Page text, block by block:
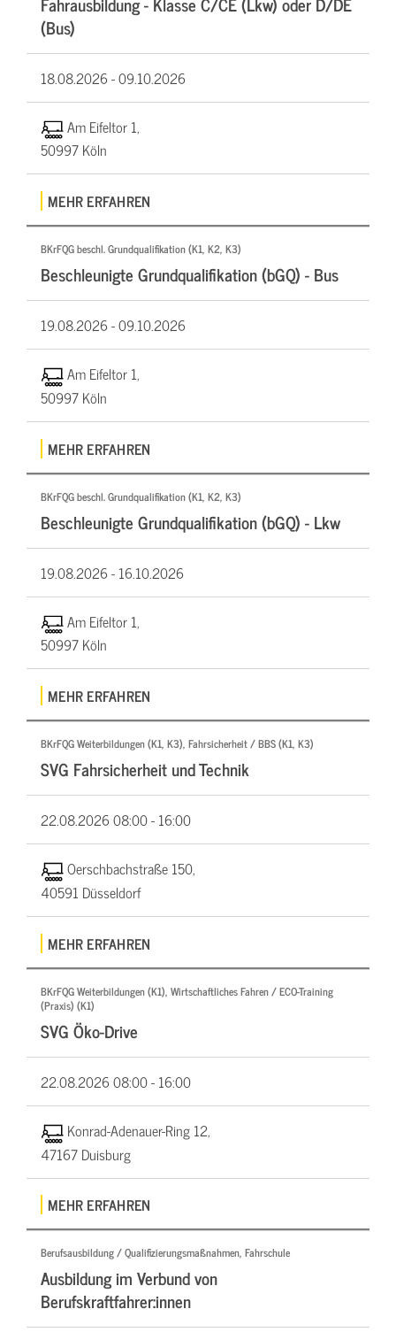
(Bus)
18.08.2026 -09.10.2026
Am Eifeltor 1,
50997 Köln
MEHR ERFAHREN
BKrFQG beschl. Grundqualifikation (K1, K2, K3)
Beschleunigte Grundqualifikation (bGQ) - Bus
19.08.2026 -09.10.2026
Am Eifeltor 1,
50997 Köln
MEHR ERFAHREN
BKrFQG beschl. Grundqualifikation (K1, K2, K3)
Beschleunigte Grundqualifikation (bGQ) - Lkw
19.08.2026 -16.10.2026
Am Eifeltor 1,
50997 Köln
MEHR ERFAHREN
BKrFQG Weiterbildungen (K1, K3), Fahrsicherheit / BBS (K1, K3)
SVG Fahrsicherheit und Technik
22.08.202608:00 - 16:00
Oerschbachstraße 150,
40591 Düsseldorf
MEHR ERFAHREN
BKrFQG Weiterbildungen (K1), Wirtschaftliches Fahren / ECO-Training
(Praxis) (K1)
SVG Öko-Drive
22.08.202608:00 - 16:00
Konrad-Adenauer-Ring 12,
47167 Duisburg
MEHR ERFAHREN
Berufsausbildung / Qualifizierungsmaßnahmen, Fahrschule
Ausbildung im Verbund von
Berufskraftfahrer:innen